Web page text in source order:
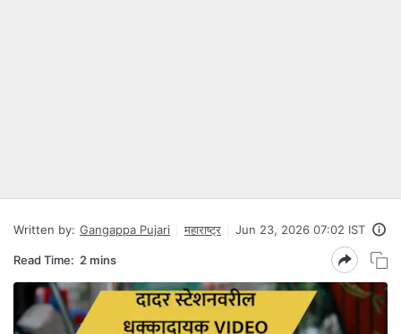
Written by: Gangappa Pujari महाराष्ट्र Jun 23, 2026 07:02 IST
Read Time: 2 mins